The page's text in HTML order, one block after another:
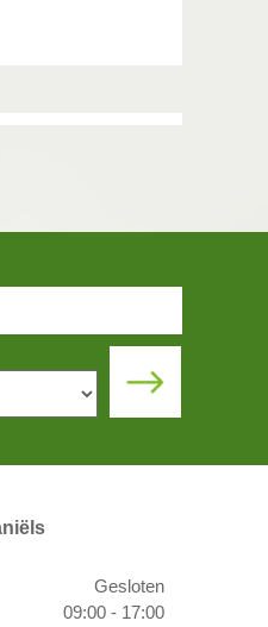
Gesloten
09:00 - 17:00